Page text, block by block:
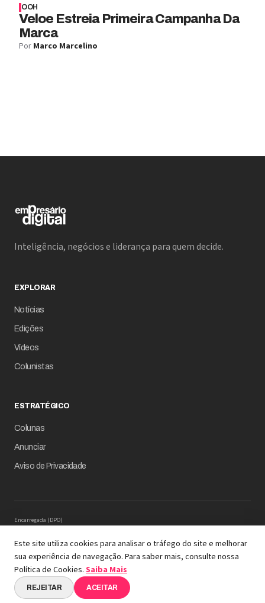
OOH
Veloe Estreia Primeira Campanha Da
Marca
Por Marco Marcelino
Inteligência, negócios e liderança para quem decide.
EXPLORAR
Notícias
Edições
Vídeos
Colunistas
ESTRATÉGICO
Colunas
Anunciar
Aviso de Privacidade
Encarregada (DPO)
Solicitação de Titular – Serinews
Preencher o formulário
© 2026 Revista Empresário Digital
A REVISTA COM INTELIGÊNCIA DE DADOS EM SUA
ESSÊNCIA
Este site utiliza cookies para analisar o tráfego do site e melhorar
sua experiência de navegação. Para saber mais, consulte nossa
Política de Cookies. Saiba Mais
REJEITAR ACEITAR